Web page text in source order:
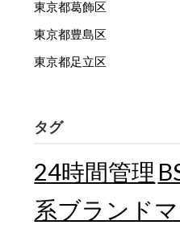
東京都葛飾区
東京都豊島区
東京都足立区
タグ
24時間管理
系ブランド